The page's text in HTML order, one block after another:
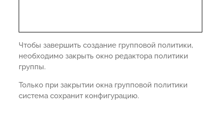
Чтобы завершить создание групповой политики,
необходимо закрыть окно редактора политики
группы.
Только при закрытии окна групповой политики
система сохранит конфигурацию.